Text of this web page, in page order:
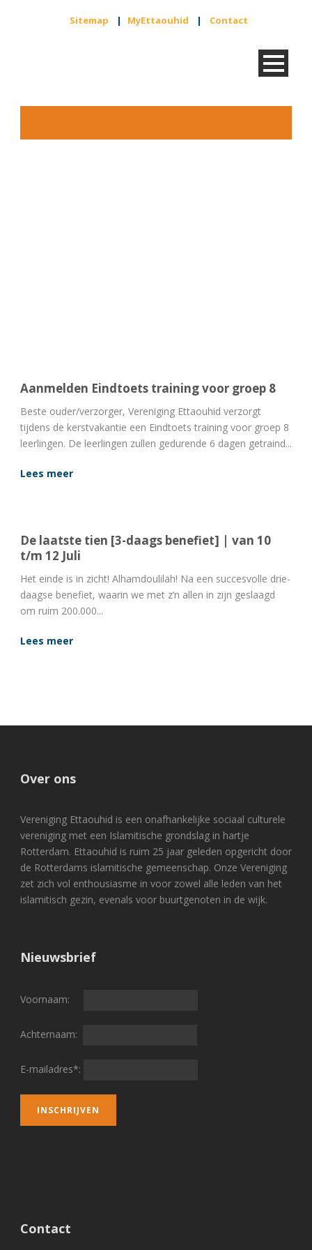
Sitemap | MyEttaouhid | Contact
Aanmelden Eindtoets training voor groep 8
Beste ouder/verzorger, Vereniging Ettaouhid verzorgt
tijdens de kerstvakantie een Eindtoets training voor groep 8
leerlingen. De leerlingen zullen gedurende 6 dagen getraind...
Lees meer
De laatste tien [3-daags benefiet] | van 10
t/m 12 Juli
Het einde is in zicht! Alhamdoulilah! Na een succesvolle drie-
daagse benefiet, waarin we met z’n allen in zijn geslaagd
om ruim 200.000...
Lees meer
Over ons
Vereniging Ettaouhid is een onafhankelijke sociaal culturele
vereniging met een Islamitische grondslag in hartje
Rotterdam. Ettaouhid is ruim 25 jaar geleden opgericht door
de Rotterdams islamitische gemeenschap. Onze Vereniging
zet zich vol enthousiasme in voor zowel alle leden van het
islamitisch gezin, evenals voor buurtgenoten in de wijk.
Nieuwsbrief
Voornaam:
Achternaam:
E-mailadres*:
Contact